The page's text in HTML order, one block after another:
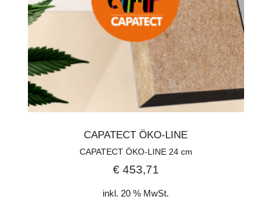
CAPATECT ÖKO-LINE
CAPATECT ÖKO-LINE 24 cm
€453,71
inkl. 20 % MwSt.